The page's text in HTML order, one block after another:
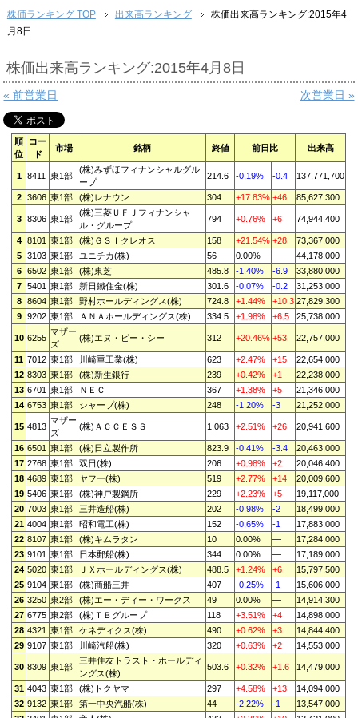
株価ランキング TOP 出来高ランキング
株価出来高ランキング:2015年4
月8日
株価出来高ランキング:2015年4月8日
« 前営業日 次営業日 »
順
位
コー
ド
市場 銘柄 終値 前日比 出来高
1 8411 東1部
(株)みずほフィナンシャルグル
ープ
214.6 -0.19% -0.4 137,771,700
2 3606 東1部 (株)レナウン 304 +17.83% +46 85,627,300
3 8306 東1部
(株)三菱ＵＦＪフィナンシャ
ル・グループ
794 +0.76% +6 74,944,400
4 8101 東1部 (株)ＧＳＩクレオス 158 +21.54% +28
73,367,000
5
3103 東1部 ユニチカ(株) 56 0.00% —
44,178,000
6
6502 東1部 (株)東芝 485.8 -1.40% -6.9
33,880,000
7
5401 東1部 新日鐵住金(株) 301.6 -0.07% -0.2
31,253,000
8
8604 東1部 野村ホールディングス(株) 724.8 +1.44% +10.3 27,829,300
9
9202 東1部 ＡＮＡホールディングス(株) 334.5 +1.98% +6.5 25,738,000
10 6255
マザー
ズ
(株)エヌ・ピー・シー 312 +20.46% +53 22,757,000
11 7012 東1部 川崎重工業(株) 623 +2.47% +15
22,654,000
12 8303 東1部 (株)新生銀行 239 +0.42% +1
22,238,000
13 6701 東1部 ＮＥＣ 367 +1.38% +5
21,346,000
14 6753 東1部 シャープ(株) 248 -1.20% -3 21,252,000
15 4813
マザー
ズ
(株)ＡＣＣＥＳＳ 1,063 +2.51% +26 20,941,600
16 6501 東1部 (株)日立製作所 823.9 -0.41% -3.4
20,463,000
17 2768 東1部 双日(株) 206 +0.98% +2
20,046,400
18 4689 東1部 ヤフー(株) 519 +2.77% +14
20,009,600
19 5406 東1部 (株)神戸製鋼所 229 +2.23% +5
19,117,000
20 7003 東1部 三井造船(株) 202 -0.98% -2
18,499,000
21 4004 東1部 昭和電工(株) 152 -0.65% -1
17,883,000
22 8107 東1部 (株)キムラタン 10 0.00% —
17,284,000
23 9101 東1部 日本郵船(株) 344 0.00% —
17,189,000
24 5020 東1部 ＪＸホールディングス(株) 488.5 +1.24% +6
15,797,500
25 9104 東1部 (株)商船三井 407 -0.25% -1
15,606,000
26 3250 東2部 (株)エー・ディー・ワークス 49 0.00% —
14,914,300
27 6775 東2部 (株)ＴＢグループ 118 +3.51% +4
14,898,000
28 4321 東1部 ケネディクス(株) 490 +0.62% +3
14,844,400
29 9107 東1部 川崎汽船(株) 320 +0.63% +2 14,553,000
30 8309 東1部
三井住友トラスト・ホールディ
ングス(株)
503.6 +0.32% +1.6 14,479,000
31 4043 東1部 (株)トクヤマ 297 +4.58% +13
14,094,000
32 9132 東1部 第一中央汽船(株) 44 -2.22% -1
13,547,000